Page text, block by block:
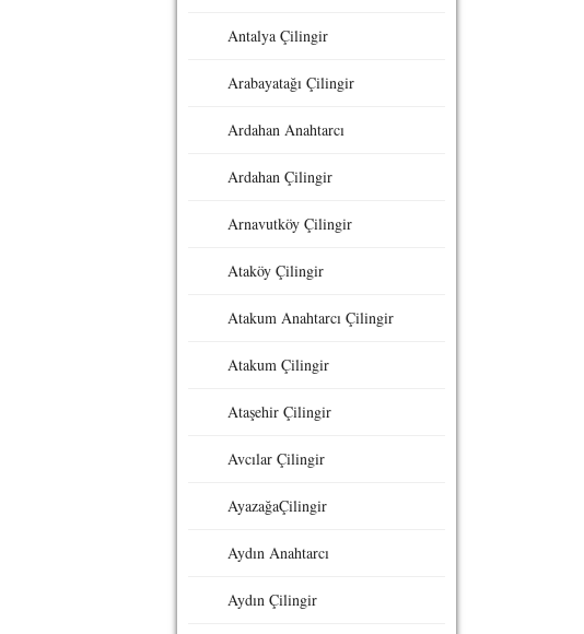
Antalya Çilingir
Arabayatağı Çilingir
Ardahan Anahtarcı
Ardahan Çilingir
Arnavutköy Çilingir
Ataköy Çilingir
Atakum Anahtarcı Çilingir
Atakum Çilingir
Ataşehir Çilingir
Avcılar Çilingir
AyazağaÇilingir
Aydın Anahtarcı
Aydın Çilingir